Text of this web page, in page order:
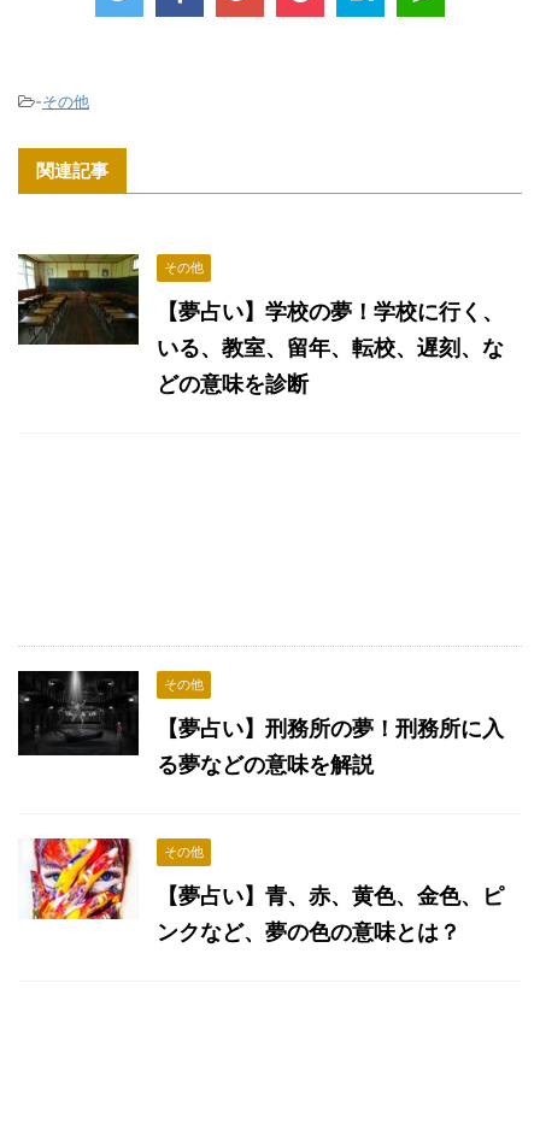
-その他
関連記事
その他
【夢占い】学校の夢！学校に行く、
いる、教室、留年、転校、遅刻、な
どの意味を診断
その他
【夢占い】刑務所の夢！刑務所に入
る夢などの意味を解説
その他
【夢占い】青、赤、黄色、金色、ピ
ンクなど、夢の色の意味とは？